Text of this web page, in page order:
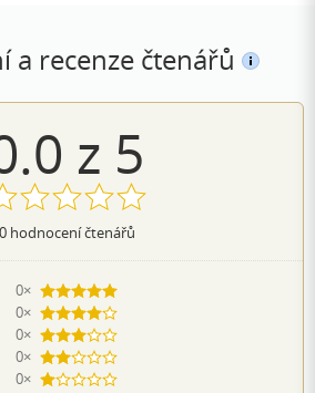
a recenze čtenářů
z 5
0hodnocení čtenářů
0×
5 hvězdiček
0×
4 hvězdičky
0×
3 hvězdičky
0×
2 hvězdičky
0×
1 hvezdička